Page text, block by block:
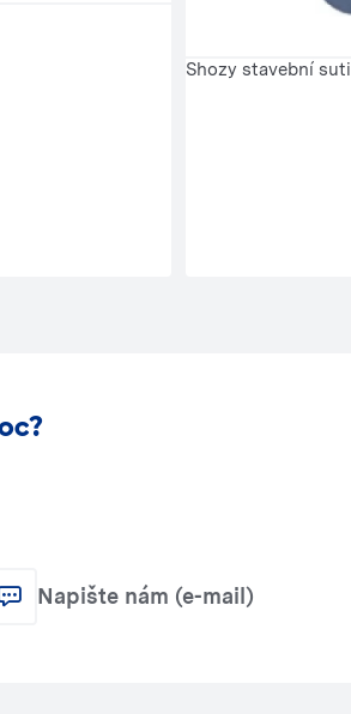
Shozy stavební suti
Napište nám (e-mail)